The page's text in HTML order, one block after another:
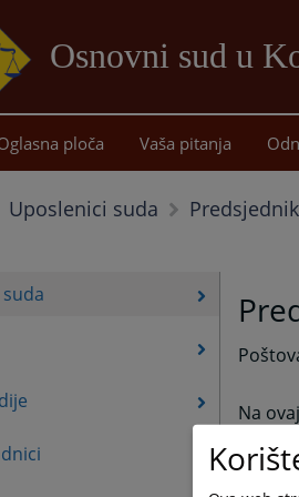
Osnovni sud u
ploča Vaša pitanja
Uposlenici suda
Na